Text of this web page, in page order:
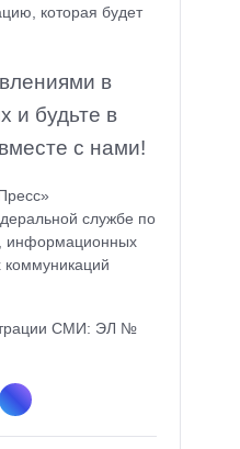
которая будет
в
и будьте в
с нами!
службе по
информационных
коммуникаций
СМИ: ЭЛ №